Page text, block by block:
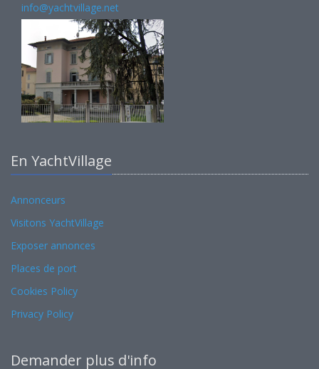
info@yachtvillage.net
En YachtVillage
Annonceurs
Visitons YachtVillage
Exposer annonces
Places de port
Cookies Policy
Privacy Policy
Demander plus d'info